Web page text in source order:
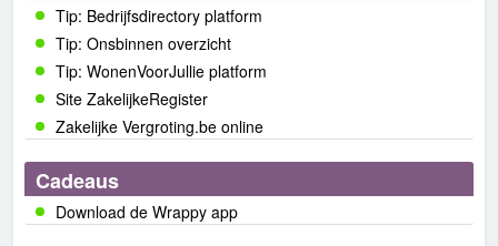
Tip: Bedrijfsdirectory platform
Tip: Onsbinnen overzicht
Tip: WonenVoorJullie platform
Site ZakelijkeRegister
Zakelijke Vergroting.be online
Cadeaus
Download de Wrappy app